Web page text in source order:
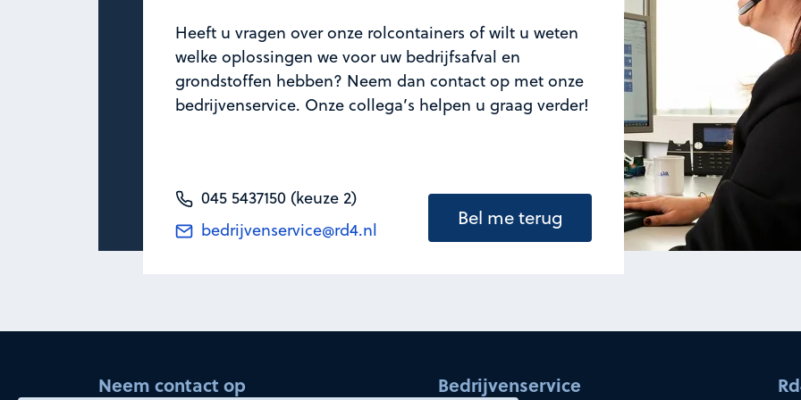
Heeft u vragen over onze rolcontainers of wilt u weten
welke oplossingen we voor uw bedrijfsafval en
grondstoffen hebben? Neem dan contact op met onze
bedrijvenservice. Onze collega’s helpen u graag verder!
045 5437150 (keuze 2)
bedrijvenservice@rd4.nl
Bel me terug
Neem contact op
Bedrijvenservice